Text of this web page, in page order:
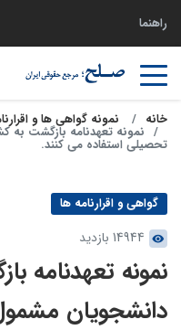
راهنما
خانه نمونه گواهی ها و
نمونه تعهدنامه بازگشت به
تحصیلی استفاده می کنند.
گواهی و اقرارنامه ها
14944 بازدید
نمونه تعهدنامه
دانشجویان